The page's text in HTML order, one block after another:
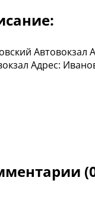
Автовокзал
Адрес: